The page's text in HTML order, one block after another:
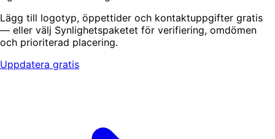
Lägg till logotyp, öppettider och kontaktuppgifter gratis
— eller välj Synlighetspaketet för verifiering, omdömen
och prioriterad placering.
Uppdatera gratis